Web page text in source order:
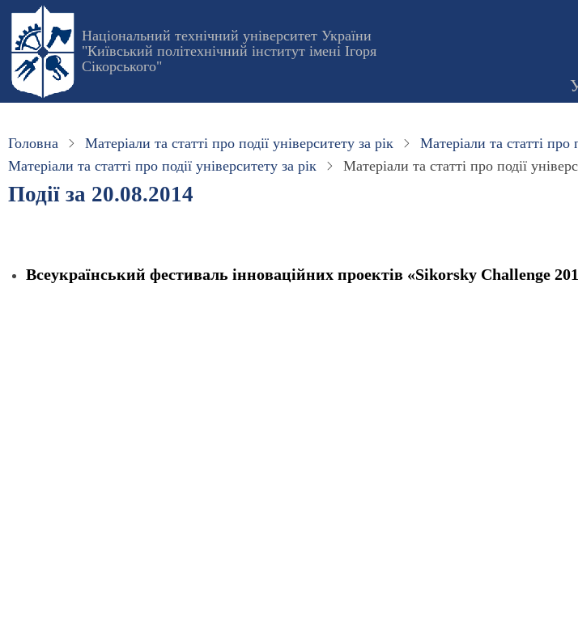
Перейти
основного
вмісту
Національний технічний університет України
"Київський політехнічний інститут імені Ігоря
Сікорського"
Головна Матеріали та статті про події університету за рік
Матеріали та статті про
Матеріали та статті про події університету за рік
Матеріали та статті про події
Події за 20.08.2014
Всеукраїнський фестиваль інноваційних проектів «Sikorsky Challenge